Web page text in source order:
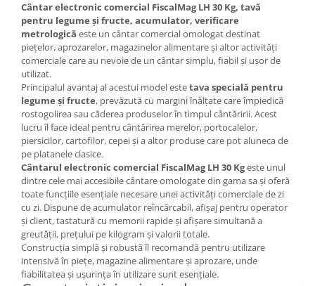
Cântar electronic comercial FiscalMag LH 30 Kg, tavă
pentru legume și fructe, acumulator, verificare
metrologică este un cântar comercial omologat destinat
piețelor, aprozarelor, magazinelor alimentare și altor activități
comerciale care au nevoie de un cântar simplu, fiabil și ușor de
utilizat.
Principalul avantaj al acestui model estetava specială pentru
legume și fructe, prevăzută cu margini înălțate care împiedică
rostogolirea sau căderea produselor în timpul cântăririi. Acest
lucru îl face ideal pentru cântărirea merelor, portocalelor,
piersicilor, cartofilor, cepei și a altor produse care pot aluneca de
pe platanele clasice.
Cântarul electronic comercial FiscalMag LH 30 Kgeste unul
dintre cele mai accesibile cântare omologate din gama sa și oferă
toate funcțiile esențiale necesare unei activități comerciale de zi
cu zi. Dispune de acumulator reîncărcabil, afișaj pentru operator
și client, tastatură cu memorii rapide și afișare simultană a
greutății, prețului pe kilogram și valorii totale.
Construcția simplă și robustă îl recomandă pentru utilizare
intensivă în piețe, magazine alimentare și aprozare, unde
fiabilitatea și ușurința în utilizare sunt esențiale.